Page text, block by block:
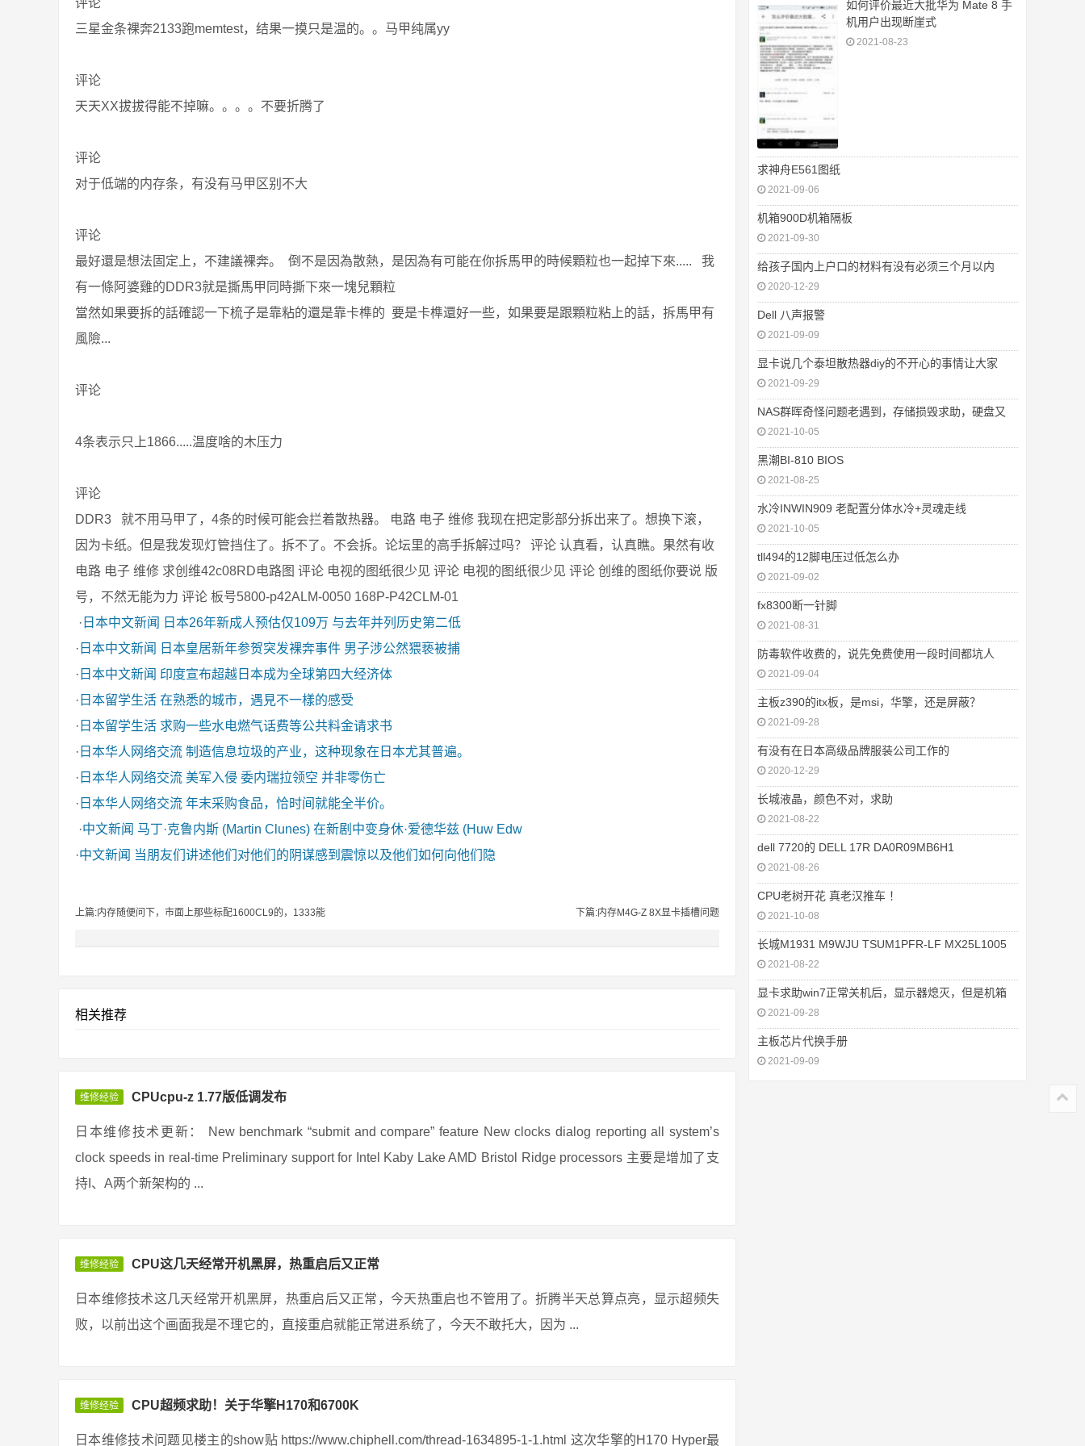
评论
三星金条裸奔2133跑memtest，结果一摸只是温的。。马甲纯属yy
评论
天天XX拔拔得能不掉嘛。。。。不要折腾了
评论
对于低端的内存条，有没有马甲区别不大
评论
最好還是想法固定上，不建議裸奔。 倒不是因為散熱，是因為有可能在你拆馬甲的時候顆粒也一起掉下來..... 我
有一條阿婆雞的DDR3就是撕馬甲同時撕下來一塊兒顆粒
當然如果要拆的話確認一下梳子是靠粘的還是靠卡榫的 要是卡榫還好一些，如果要是跟顆粒粘上的話，拆馬甲有
風險...
评论
4条表示只上1866.....温度啥的木压力
评论
DDR3 就不用马甲了，4条的时候可能会拦着散热器。 电路 电子 维修 我现在把定影部分拆出来了。想换下滚，
因为卡纸。但是我发现灯管挡住了。拆不了。不会拆。论坛里的高手拆解过吗？ 评论 认真看，认真瞧。果然有收
电路 电子 维修 求创维42c08RD电路图 评论 电视的图纸很少见 评论 电视的图纸很少见 评论 创维的图纸你要说 版
号，不然无能为力 评论 板号5800-p42ALM-0050 168P-P42CLM-01
· 日本中文新闻
日本26年新成人预估仅109万 与去年并列历史第二低
· 日本中文新闻
日本皇居新年参贺突发裸奔事件 男子涉公然猥亵被捕
· 日本中文新闻 印度宣布超越日本成为全球第四大经济体
· 日本留学生活 在熟悉的城市，遇見不一樣的感受
· 日本留学生活 求购一些水电燃气话费等公共料金请求书
· 日本华人网络交流 制造信息垃圾的产业，这种现象在日本尤其普遍。
· 日本华人网络交流 美军入侵 委内瑞拉领空 并非零伤亡
· 日本华人网络交流 年末采购食品，恰时间就能全半价。
·中文新闻 马丁·克鲁内斯 (Martin Clunes) 在新剧中变身休·爱德华兹 (Huw Edw
·中文新闻 当朋友们讲述他们对他们的阴谋感到震惊以及他们如何向他们隐
上篇:内存随便问下，市面上那些标配1600CL9的，1333能 下篇:内存M4G-Z 8X显卡插槽问题
相关推荐
维修经验 CPUcpu-z 1.77版低调发布
日本维修技术更新： New benchmark “submit and compare” feature New clocks dialog reporting all system’s
clock speeds in real-time Preliminary support for Intel Kaby Lake AMD Bristol Ridge processors 主要是增加了支
持I、A两个新架构的 ...
维修经验 CPU这几天经常开机黑屏，热重启后又正常
日本维修技术这几天经常开机黑屏，热重启后又正常，今天热重启也不管用了。折腾半天总算点亮，显示超频失
败，以前出这个画面我是不理它的，直接重启就能正常进系统了，今天不敢托大，因为 ...
维修经验 CPU超频求助！关于华擎H170和6700K
日本维修技术问题见楼主的show贴 https://www.chiphell.com/thread-1634895-1-1.html 这次华擎的H170 Hyper最
如何评价最近大批华为 Mate 8 手
机用户出现断崖式
2021-08-23
求神舟E561图纸
2021-09-06
机箱900D机箱隔板
2021-09-30
给孩子国内上户口的材料有没有必须三个月以内
2020-12-29
Dell 八声报警
2021-09-09
显卡说几个泰坦散热器diy的不开心的事情让大家
2021-09-29
NAS群晖奇怪问题老遇到，存储损毁求助，硬盘又
2021-10-05
黑潮BI-810 BIOS
2021-08-25
水冷INWIN909 老配置分体水冷+灵魂走线
2021-10-05
tll494的12脚电压过低怎么办
2021-09-02
fx8300断一针脚
2021-08-31
防毒软件收费的，说先免费使用一段时间都坑人
2021-09-04
主板z390的itx板，是msi，华擎，还是屏蔽？
2021-09-28
有没有在日本高级品牌服装公司工作的
2020-12-29
长城液晶，颜色不对，求助
2021-08-22
dell 7720的 DELL 17R DA0R09MB6H1
2021-08-26
CPU老树开花 真老汉推车 ！
2021-10-08
长城M1931 M9WJU TSUM1PFR-LF MX25L1005
2021-08-22
显卡求助win7正常关机后，显示器熄灭，但是机箱
2021-09-28
主板芯片代换手册
2021-09-09